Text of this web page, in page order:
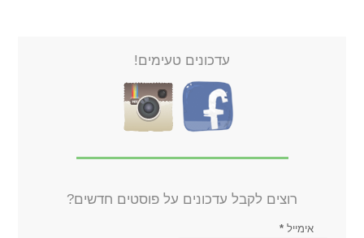
עדכונים טעימים!
רוצים לקבל עדכונים על פוסטים חדשים?
אימייל*